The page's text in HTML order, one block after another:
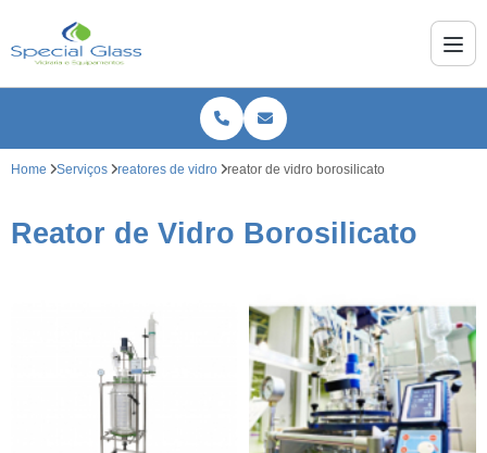
Home Serviços reatores de vidro reator de vidro borosilicato
Reator de Vidro Borosilicato